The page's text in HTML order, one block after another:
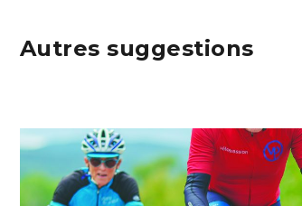
Autres suggestions